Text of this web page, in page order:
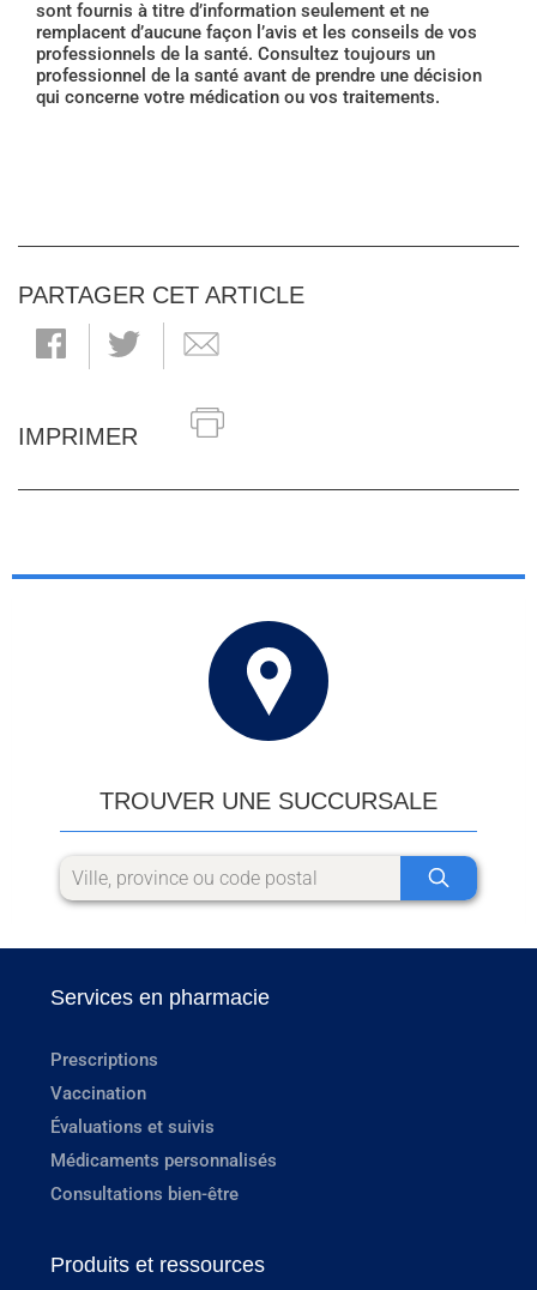
sont fournis à titre d’information seulement et ne
remplacent d’aucune façon l’avis et les conseils de vos
professionnels de la santé. Consultez toujours un
professionnel de la santé avant de prendre une décision
qui concerne votre médication ou vos traitements.
PARTAGER CET ARTICLE
IMPRIMER
TROUVER UNE SUCCURSALE
Services en pharmacie
Prescriptions
Vaccination
Évaluations et suivis
Médicaments personnalisés
Consultations bien-être
Produits et ressources